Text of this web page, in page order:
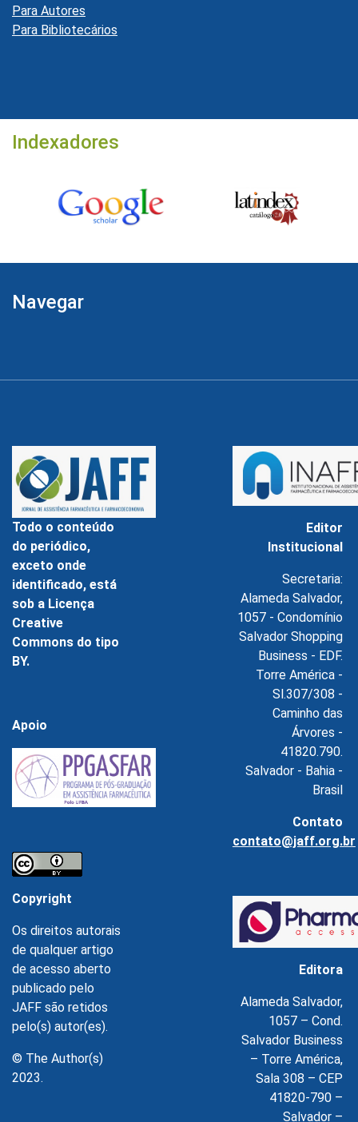
Para Autores
Para Bibliotecários
Indexadores
Navegar
Todo o conteúdo
do periódico,
exceto onde
identificado, está
sob a Licença
Creative
Commons do tipo
BY.
Apoio
Copyright
Os direitos autorais
de qualquer artigo
de acesso aberto
publicado pelo
JAFF são retidos
pelo(s) autor(es).
© The Author(s)
2023.
Editor
Institucional
Secretaria:
Alameda Salvador,
1057 - Condomínio
Salvador Shopping
Business - EDF.
Torre América -
Sl.307/308 -
Caminho das
Árvores -
41820.790.
Salvador - Bahia -
Brasil
Contato
contato@jaff.org.br
Editora
Alameda Salvador,
1057 – Cond.
Salvador Business
– Torre América,
Sala 308 – CEP
41820-790 –
Salvador –